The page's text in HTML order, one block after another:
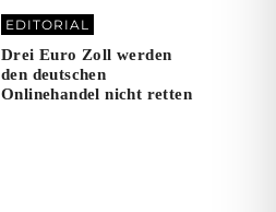
EDITORIAL
Drei Euro Zoll werden
den deutschen
Onlinehandel nicht retten